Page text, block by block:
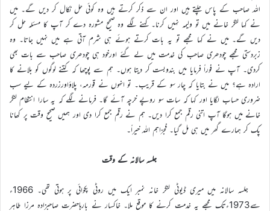
اللہ صاحب کے پاس چلتے ہیں اور ان سے ذکر کرتے ہیں وہ کوئی حل نکال کر دیں گے۔ میں
نے کہا لنگر خانے میں تو ولیمہ نہیں کرنا۔ کہنے لگے وہ صحیح مشورہ دے کر آپ کا مسئلہ حل کر
دیں گے۔ میں نے کہا مجھے تو یہ بات کرتے ہوئے ہی شرم آتی ہے میں نہیں جاتا۔ وہ
زبردستی مجھے چودھری صاحب کی خدمت میں لے گئے اورخود ہی چودھری صاحب سے بات بھی
کردی۔ آپ نے فوراً فرمایا میں بندوبست کر دیتا ہوں۔ ہم سے پوچھا کہ کتنے لوگوں کو بلانے کا
ارادہ ہے؟ میں نے بتایا کہ چار سو کے قریب۔ تو انہوں نے قورمہ، پلاؤاورزردہ کے لیے سب
ضروری حساب لگایا اور کہا کہ سات سو روپے خرچہ آئے گا۔ فرمانے لگے کہ یہ سارا انتظام لنگر
خانے میں ہوگا آپ اتنی رقم جمع کرا دیں۔ ہم نے رقم جمع کرا دی اور ہمیں صحیح وقت پر کھانا
پک کر ہمارے گھر میں ہی مل گیا۔ فجزاہم اللہ خیراً۔
جلسہ سالانہ کے وقت
جلسہ سالانہ میں میری ڈیوٹی لنگر خانہ نمبر ایک میں روٹی پکوائی پر ہوتی تھی۔ 1966ء
سے1973ءتک مجھے یہ خدمت کرنے کا موقع ملا۔ خاکسار نے بارہاحضرت صاحبزادہ مرزا طاہر